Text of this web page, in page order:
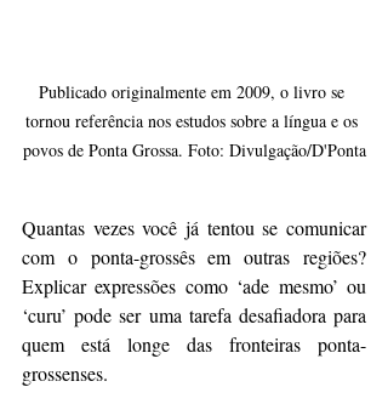
Publicado originalmente em 2009, o livro se
tornou referência nos estudos sobre a língua e os
povos de Ponta Grossa. Foto: Divulgação/D'Ponta
Quantas vezes você já tentou se comunicar
com o ponta-grossês em outras regiões?
Explicar expressões como ‘ade mesmo’ ou
‘curu’ pode ser uma tarefa desafiadora para
quem está longe das fronteiras ponta-
grossenses.